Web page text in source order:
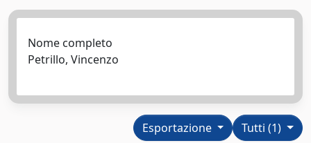
Nome completo
Petrillo, Vincenzo
Tutti (1)
Esportazione